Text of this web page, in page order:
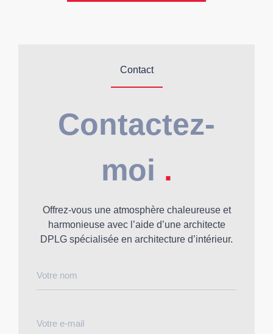
Contact
Contactez-
moi .
Offrez-vous une atmosphère chaleureuse et
harmonieuse avec l’aide d’une architecte
DPLG spécialisée en architecture d’intérieur.